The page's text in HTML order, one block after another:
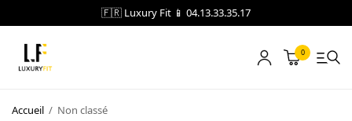
🇫🇷 Luxury Fit 📱 04.13.33.35.17
0
Accueil / Non classé
LOCATION